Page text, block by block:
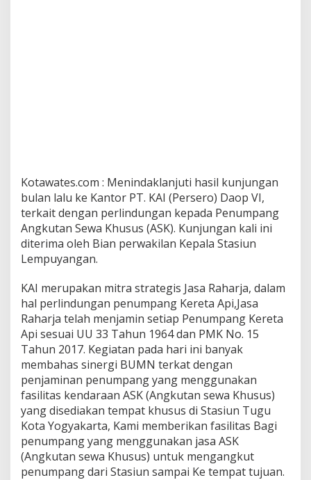
Kotawates.com : Menindaklanjuti hasil kunjungan
bulan lalu ke Kantor PT. KAI (Persero) Daop VI,
terkait dengan perlindungan kepada Penumpang
Angkutan Sewa Khusus (ASK). Kunjungan kali ini
diterima oleh Bian perwakilan Kepala Stasiun
Lempuyangan.
KAI merupakan mitra strategis Jasa Raharja, dalam
hal perlindungan penumpang Kereta Api,Jasa
Raharja telah menjamin setiap Penumpang Kereta
Api sesuai UU 33 Tahun 1964 dan PMK No. 15
Tahun 2017. Kegiatan pada hari ini banyak
membahas sinergi BUMN terkat dengan
penjaminan penumpang yang menggunakan
fasilitas kendaraan ASK (Angkutan sewa Khusus)
yang disediakan tempat khusus di Stasiun Tugu
Kota Yogyakarta, Kami memberikan fasilitas Bagi
penumpang yang menggunakan jasa ASK
(Angkutan sewa Khusus) untuk mengangkut
penumpang dari Stasiun sampai Ke tempat tujuan.